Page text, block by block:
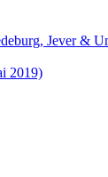
Jever &
2019)